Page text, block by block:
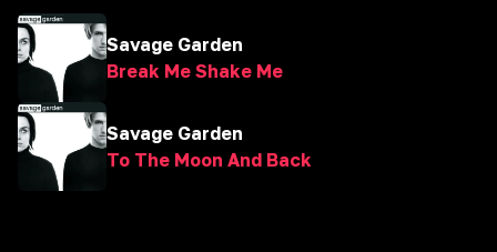
Savage Garden
Break Me Shake Me
Savage Garden
To The Moon And Back